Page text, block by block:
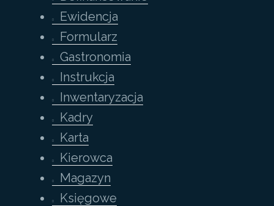
Ewidencja
Formularz
Gastronomia
Instrukcja
Inwentaryzacja
Kadry
Karta
Kierowca
Magazyn
Księgowe